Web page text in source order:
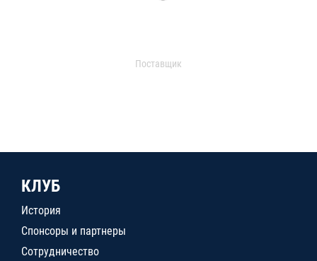
Поставщик
КЛУБ
История
Спонсоры и партнеры
Сотрудничество